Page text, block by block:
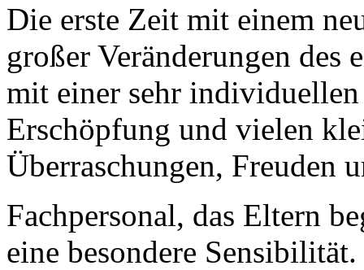
Die erste Zeit mit einem
großer Veränderungen des
mit einer sehr
Erschöpfung und vielen
Überraschungen, Freuden
Fachpersonal, das Eltern
eine besondere Sensibilität.